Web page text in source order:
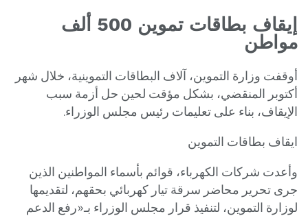
إيقاف بطاقات تموين 500 ألف
مواطن
أوقفت وزارة التموين، آلاف البطاقات التموينية، خلال شهر
أكتوبر المنقضي، بشكل مؤقت لحين حل أزمة سبب
الإيقاف، بناء على تعليمات رئيس مجلس الوزراء.
ايقاف بطاقات التموين
وأعدت شركات الكهرباء، قوائم بأسماء المواطنين الذين
جرى تحرير محاضر سرقة تيار كهربائي بحقهم، لتقديمها
لوزارة التموين، لتنفيذ قرار مجلس الوزراء بـ«رفع الدعم